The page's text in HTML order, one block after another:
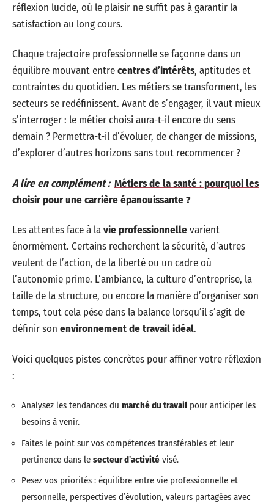
réflexion lucide, où le plaisir ne suffit pas à garantir la
satisfaction au long cours.
Chaque trajectoire professionnelle se façonne dans un
équilibre mouvant entrecentres d’intérêts, aptitudes et
contraintes du quotidien. Les métiers se transforment, les
secteurs se redéfinissent. Avant de s’engager, il vaut mieux
s’interroger : le métier choisi aura-t-il encore du sens
demain ? Permettra-t-il d’évoluer, de changer de missions,
d’explorer d’autres horizons sans tout recommencer ?
A lire en complément : Métiers de la santé : pourquoi les
choisir pour une carrière épanouissante ?
Les attentes face à lavie professionnellevarient
énormément. Certains recherchent la sécurité, d’autres
veulent de l’action, de la liberté ou un cadre où
l’autonomie prime. L’ambiance, la culture d’entreprise, la
taille de la structure, ou encore la manière d’organiser son
temps, tout cela pèse dans la balance lorsqu’il s’agit de
définir son environnement de travail idéal.
Voici quelques pistes concrètes pour affiner votre réflexion
:
Analysez les tendances du marché du travail pour anticiper les
besoins à venir.
Faites le point sur vos compétences transférables et leur
pertinence dans le secteur d’activité visé.
Pesez vos priorités : équilibre entre vie professionnelle et
personnelle, perspectives d’évolution, valeurs partagées avec